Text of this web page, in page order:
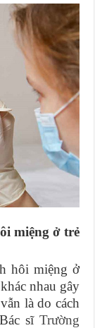
miệng ở trẻ
hôi miệng ở
nhau gây
là do cách
sĩ Trường